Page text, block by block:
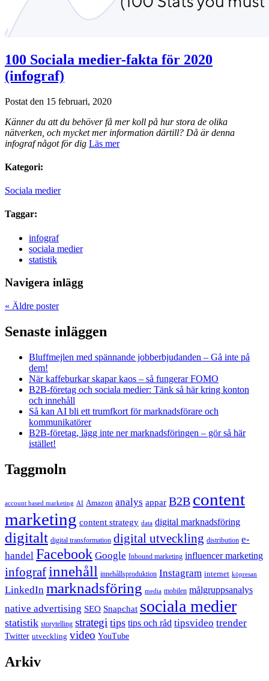
100 Sociala medier-fakta för 2020
(infograf)
Postat den 15 februari, 2020
Känner du att du behöver få mer koll på hur stora de olika
nätverken, och mycket mer information därtill? Då är denna
infograf något för dig Läs mer
Kategori:
Sociala medier
Taggar:
infograf
sociala medier
statistik
Navigera inlägg
« Äldre poster
Senaste inläggen
Bluffmejlen med spännande jobberbjudanden – Gå inte på
dem!
När kaffeburkar skapar kaos – så fungerar FOMO
B2B-företag och sociala medier: Tänk så här kring konton
och innehåll
Så kan AI bli ett trumfkort för marknadsförare och
kommunikatörer
B2B-företag, lägg inte ner marknadsföringen – gör så här
istället!
Taggmoln
account based marketing AI Amazon analys appar B2B content
marketing content strategy data digital marknadsföring
digitalt digital transformation digital utveckling distribution e-
handel Facebook Google Inbound marketing influencer marketing
infograf innehåll innehållsproduktion Instagram internet köpresan
LinkedIn marknadsföring media mobilen målgruppsanalys
native advertising SEO Snapchat sociala medier
statistik storytelling strategi tips tips och råd tipsvideo trender
Twitter utveckling video YouTube
Arkiv